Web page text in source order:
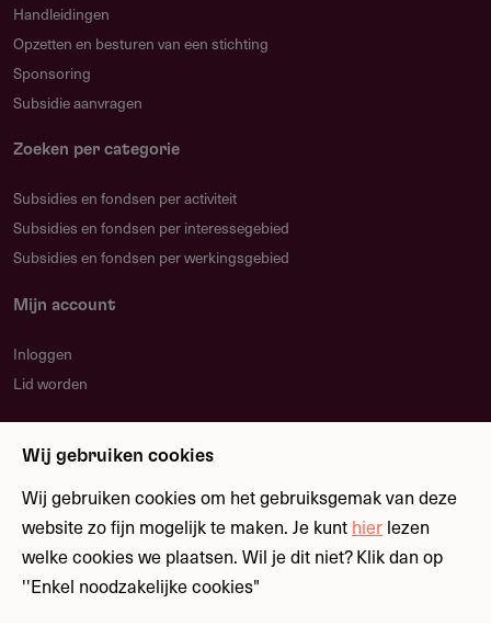
Handleidingen
Opzetten en besturen van een stichting
Sponsoring
Subsidie aanvragen
Zoeken per categorie
Subsidies en fondsen per activiteit
Subsidies en fondsen per interessegebied
Subsidies en fondsen per werkingsgebied
Mijn account
Inloggen
Lid worden
Blijf op de hoogte over nieuwe regelingen en
fondsen
Meld je aan
Wij gebruiken cookies
Wij gebruiken cookies om het gebruiksgemak van deze
website zo fijn mogelijk te maken. Je kunt hier lezen
welke cookies we plaatsen. Wil je dit niet? Klik dan op
''Enkel noodzakelijke cookies"